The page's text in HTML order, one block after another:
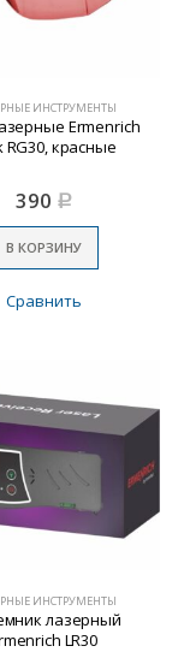
ИНСТРУМЕНТЫ
Ermenrich
RG30, красные
390 Р
В КОРЗИНУ
Сравнить
ИНСТРУМЕНТЫ
лазерный
LR30